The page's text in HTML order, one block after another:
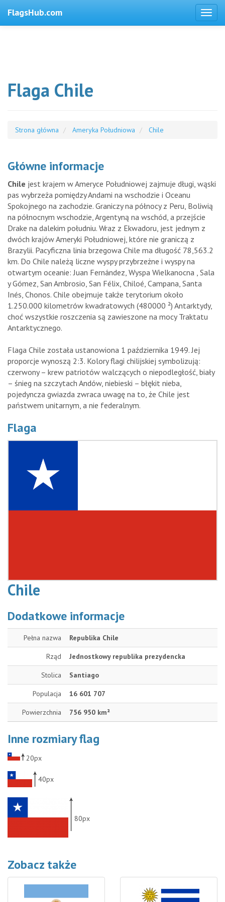
FlagsHub.com
Flaga Chile
Strona główna Ameryka Południowa Chile
Główne informacje
Chile jest krajem w Ameryce Południowej zajmuje długi, wąski
pas wybrzeża pomiędzy Andami na wschodzie i Oceanu
Spokojnego na zachodzie. Graniczy na północy z Peru, Boliwią
na północnym wschodzie, Argentyną na wschód, a przejście
Drake na dalekim południu. Wraz z Ekwadoru, jest jednym z
dwóch krajów Ameryki Południowej, które nie graniczą z
Brazylii. Pacyficzna linia brzegowa Chile ma długość 78,563.2
km. Do Chile należą liczne wyspy przybrzeżne i wyspy na
otwartym oceanie: Juan Fernández, Wyspa Wielkanocna , Sala
y Gómez, San Ambrosio, San Félix, Chiloé, Campana, Santa
Inés, Chonos. Chile obejmuje także terytorium około
1.250.000 kilometrów kwadratowych (480000 ²) Antarktydy,
choć wszystkie roszczenia są zawieszone na mocy Traktatu
Antarktycznego.
Flaga Chile została ustanowiona 1 października 1949. Jej
proporcje wynoszą 2:3. Kolory flagi chilijskiej symbolizują:
czerwony – krew patriotów walczących o niepodległość, biały
– śnieg na szczytach Andów, niebieski – błękit nieba,
pojedyncza gwiazda zwraca uwagę na to, że Chile jest
państwem unitarnym, a nie federalnym.
Flaga
Chile
Dodatkowe informacje
Pełna nazwa Republika Chile
Rząd Jednostkowy republika prezydencka
Stolica Santiago
Populacja 16 601 707
Powierzchnia 756 950 km²
Inne rozmiary flag
20px
40px
80px
Zobacz także